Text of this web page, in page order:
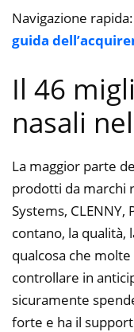
Navigazione rapida:
guida
Il 46
nasali
La maggior parte
prodotti da marchi
Systems,
contano, la qualità,
qualcosa che
controllare in
sicuramente
forte e ha il